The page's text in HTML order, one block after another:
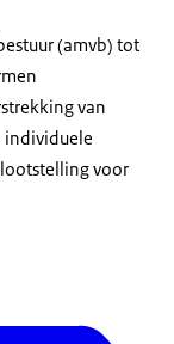
(amvb) tot
van
individuele
voor